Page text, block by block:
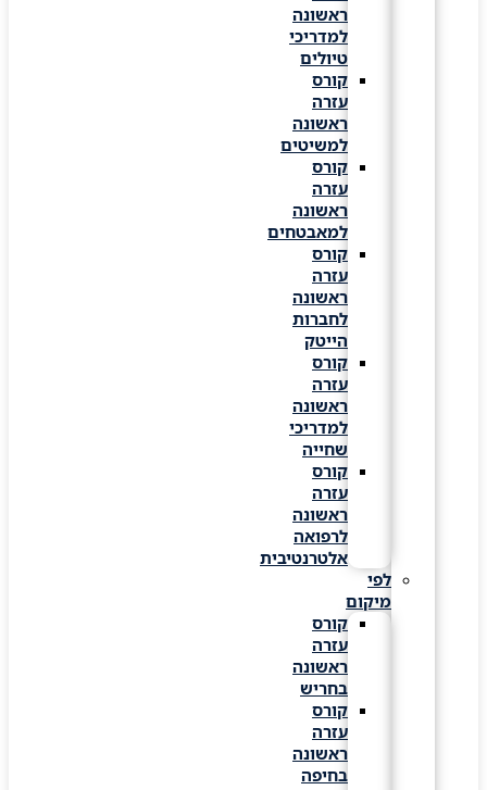
ראשונה
למדריכי
טיולים
קורס
עזרה
ראשונה
למשיטים
קורס
עזרה
ראשונה
למאבטחים
קורס
עזרה
ראשונה
לחברות
הייטק
קורס
עזרה
ראשונה
למדריכי
שחייה
קורס
עזרה
ראשונה
לרפואה
אלטרנטיבית
לפי
מיקום
קורס
עזרה
ראשונה
בחריש
קורס
עזרה
ראשונה
בחיפה